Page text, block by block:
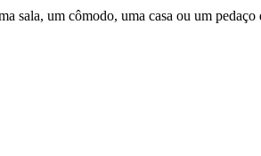
sala, um cômodo, uma casa ou um